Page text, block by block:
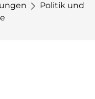
Politik und